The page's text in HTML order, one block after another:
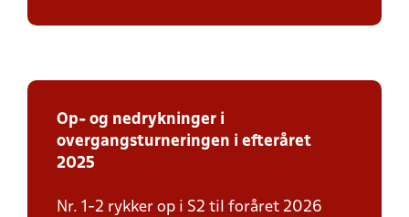
Op- og nedrykninger i
overgangsturneringen i efteråret
2025
Nr. 1-2 rykker op i S2 til foråret 2026